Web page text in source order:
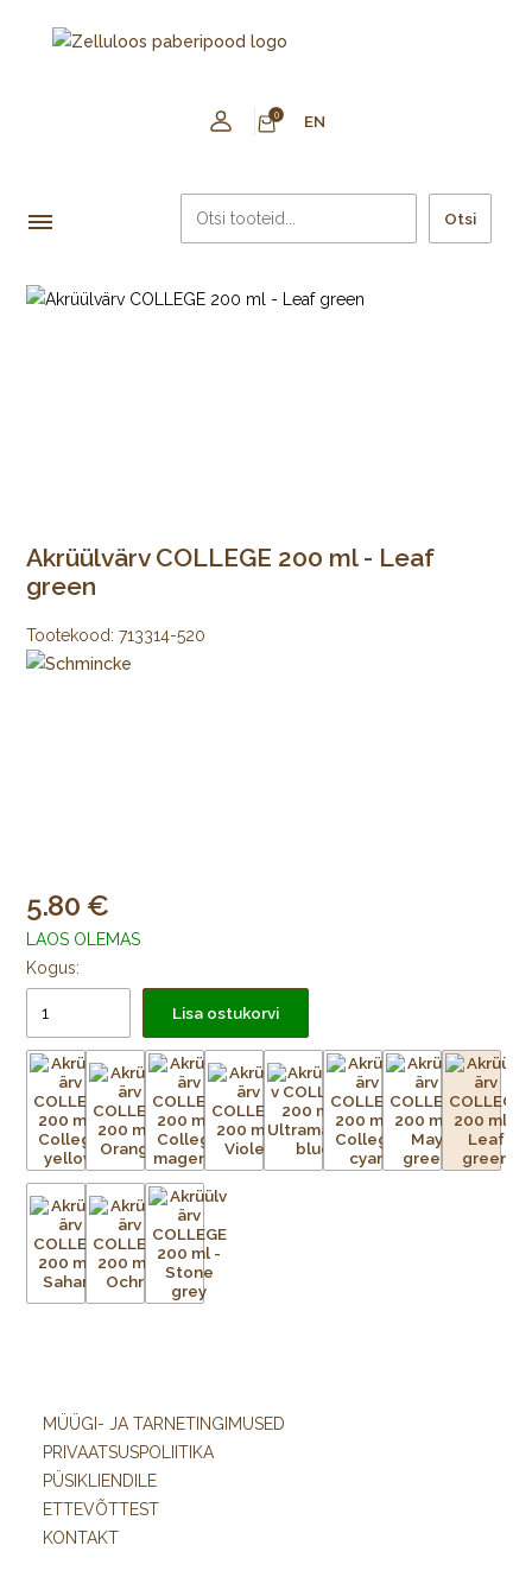
0 EN
Otsi
Akrüülvärv COLLEGE 200 ml - Leaf
green
Tootekood: 713314-520
5.80
LAOS OLEMAS
Kogus:
Lisa ostukorvi
MÜÜGI- JA TARNETINGIMUSED
PRIVAATSUSPOLIITIKA
PÜSIKLIENDILE
ETTEVÕTTEST
KONTAKT